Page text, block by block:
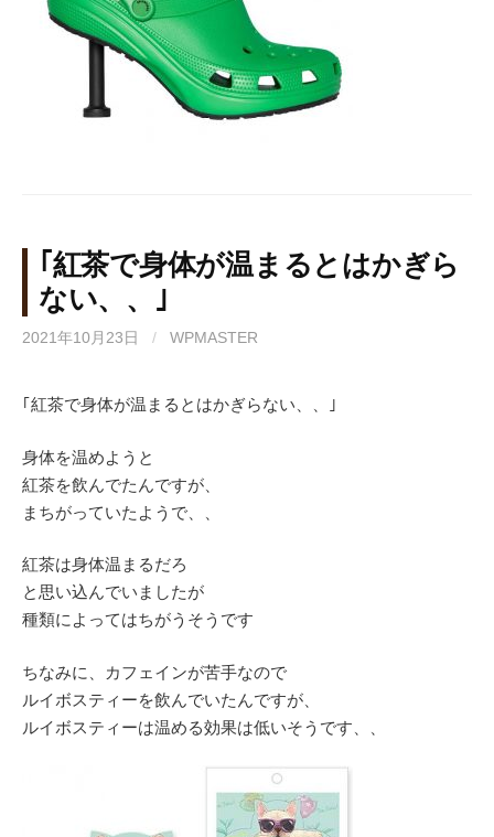
｢紅茶で身体が温まるとはかぎら
ない、、｣
2021年10月23日 / WPMASTER
｢紅茶で身体が温まるとはかぎらない、、｣
身体を温めようと
紅茶を飲んでたんですが、
まちがっていたようで、、
紅茶は身体温まるだろ
と思い込んでいましたが
種類によってはちがうそうです
ちなみに、カフェインが苦手なので
ルイボスティーを飲んでいたんですが、
ルイボスティーは温める効果は低いそうです、、